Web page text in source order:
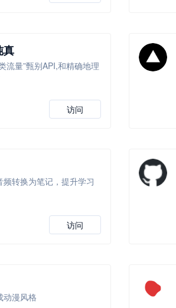
真
流量”甄别API,和精确地理
访问
转换为笔记，提升学习
访问
动漫风格